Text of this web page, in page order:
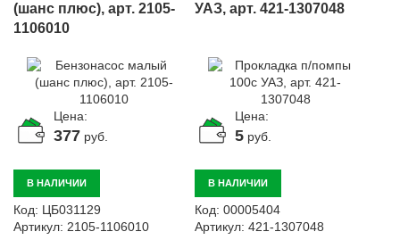
(шанс плюс), арт. 2105-
1106010
Цена:
377 руб.
В НАЛИЧИИ
Код: ЦБ031129
Артикул: 2105-1106010
УАЗ, арт. 421-1307048
Цена:
5 руб.
В НАЛИЧИИ
Код: 00005404
Артикул: 421-1307048